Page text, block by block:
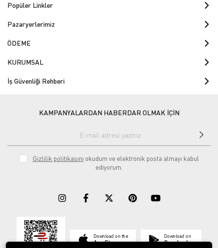
Popüler Linkler
Pazaryerlerimiz
ÖDEME
KURUMSAL
İş Güvenliği Rehberi
KAMPANYALARDAN HABERDAR OLMAK İÇİN
Gizlilik politikasını okudum ve elektronik posta almayı kabul
ediyorum.
Download on the
App Store
Download on
Google play